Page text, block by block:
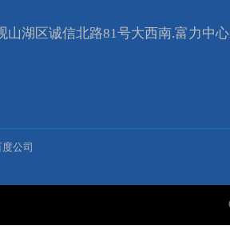
山湖区诚信北路81号大西南.富力中
公司